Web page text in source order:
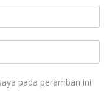
pada peramban ini